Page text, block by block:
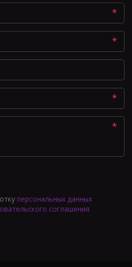
*
*
*
*
персональных данных
соглашения